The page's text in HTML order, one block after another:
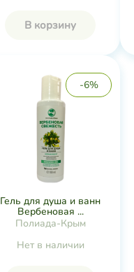
В корзину
-6%
Гель для душа и ванн
Вербеновая ...
Полиада-Крым
Нет в наличии